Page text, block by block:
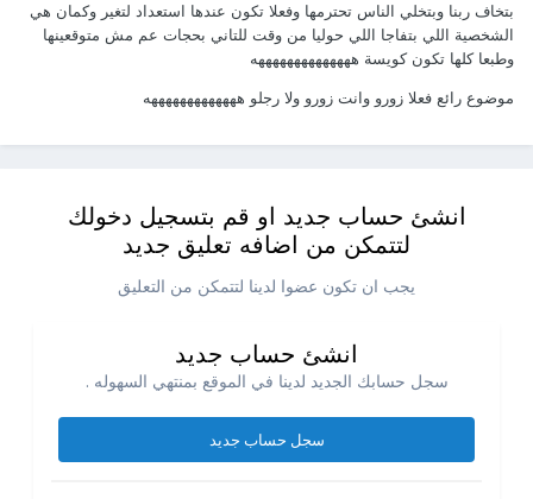
بتخاف ربنا وبتخلي الناس تحترمها وفعلا تكون عندها استعداد لتغير وكمان هي
الشخصية اللي بتفاجا اللي حوليا من وقت للتاني بحجات عم مش متوقعينها
وطبعا كلها تكون كويسة ههههههههههههههه
موضوع رائع فعلا زورو وانت زورو ولا رجلو هههههههههههههه
انشئ حساب جديد او قم بتسجيل دخولك
لتتمكن من اضافه تعليق جديد
يجب ان تكون عضوا لدينا لتتمكن من التعليق
انشئ حساب جديد
سجل حسابك الجديد لدينا في الموقع بمنتهي السهوله .
سجل حساب جديد